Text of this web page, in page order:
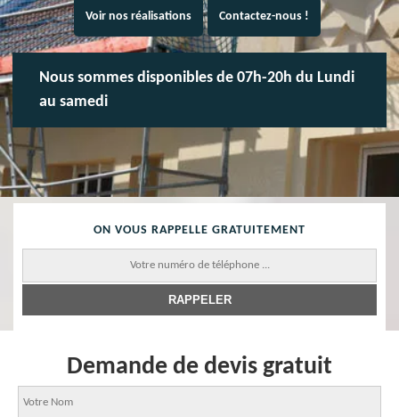
Voir nos réalisations Contactez-nous !
Nous sommes disponibles de 07h-20h du Lundi
au samedi
ON VOUS RAPPELLE GRATUITEMENT
Demande de devis gratuit